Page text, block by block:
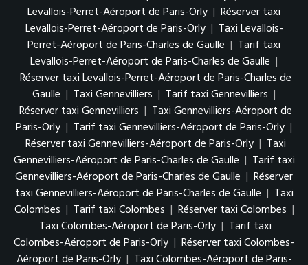
Levallois-Perret-Aéroport de Paris-Orly | Réserver taxi
Levallois-Perret-Aéroport de Paris-Orly | Taxi Levallois-
Perret-Aéroport de Paris-Charles de Gaulle | Tarif taxi
Levallois-Perret-Aéroport de Paris-Charles de Gaulle |
Réserver taxi Levallois-Perret-Aéroport de Paris-Charles de
Gaulle | Taxi Gennevilliers | Tarif taxi Gennevilliers |
Réserver taxi Gennevilliers | Taxi Gennevilliers-Aéroport de
Paris-Orly | Tarif taxi Gennevilliers-Aéroport de Paris-Orly |
Réserver taxi Gennevilliers-Aéroport de Paris-Orly | Taxi
Gennevilliers-Aéroport de Paris-Charles de Gaulle | Tarif taxi
Gennevilliers-Aéroport de Paris-Charles de Gaulle | Réserver
taxi Gennevilliers-Aéroport de Paris-Charles de Gaulle | Taxi
Colombes | Tarif taxi Colombes | Réserver taxi Colombes |
Taxi Colombes-Aéroport de Paris-Orly | Tarif taxi
Colombes-Aéroport de Paris-Orly | Réserver taxi Colombes-
Aéroport de Paris-Orly | Taxi Colombes-Aéroport de Paris-